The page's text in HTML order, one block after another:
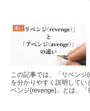
違い
この記事では、「リベン
を分かりやすく説明してい
ベンジ(revenge)」とは、